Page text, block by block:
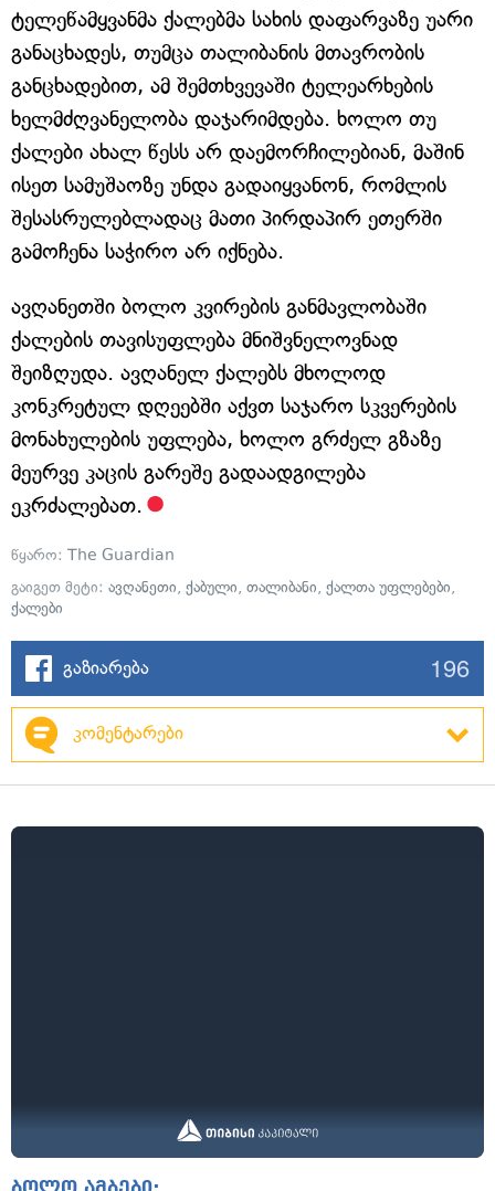
ტელეწამყვანმა ქალებმა სახის დაფარვაზე უარი
განაცხადეს, თუმცა თალიბანის მთავრობის
განცხადებით, ამ შემთხვევაში ტელეარხების
ხელმძღვანელობა დაჯარიმდება. ხოლო თუ
ქალები ახალ წესს არ დაემორჩილებიან, მაშინ
ისეთ სამუშაოზე უნდა გადაიყვანონ, რომლის
შესასრულებლადაც მათი პირდაპირ ეთერში
გამოჩენა საჭირო არ იქნება.
ავღანეთში ბოლო კვირების განმავლობაში
ქალების თავისუფლება მნიშვნელოვნად
შეიზღუდა. ავღანელ ქალებს მხოლოდ
კონკრეტულ დღეებში აქვთ საჯარო სკვერების
მონახულების უფლება, ხოლო გრძელ გზაზე
მეურვე კაცის გარეშე გადაადგილება
ეკრძალებათ.
წყარო: The Guardian
გაიგეთ მეტი: ავღანეთი, ქაბული, თალიბანი, ქალთა უფლებები,
ქალები
გაზიარება 196
კომენტარები